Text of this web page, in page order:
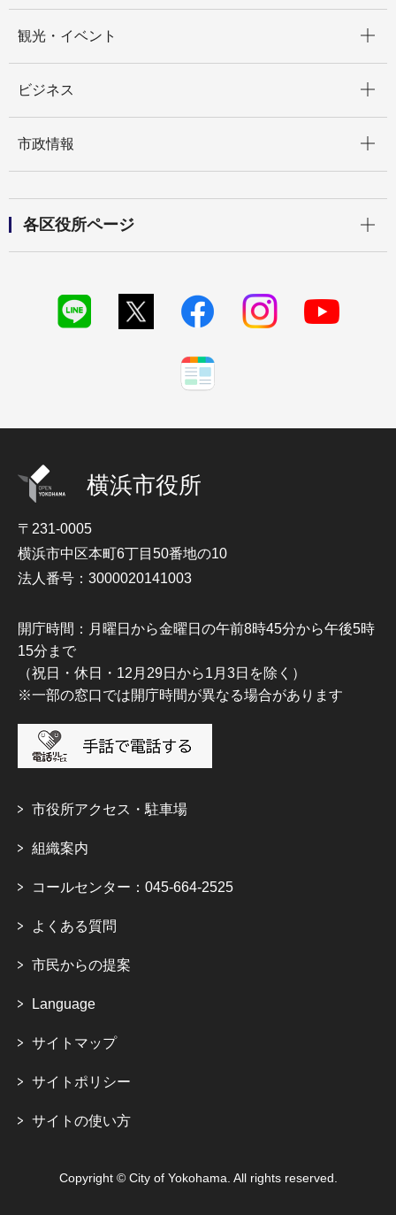
観光・イベント
ビジネス
市政情報
各区役所ページ
横浜市役所
〒231-0005
横浜市中区本町6丁目50番地の10
法人番号：3000020141003
開庁時間：月曜日から金曜日の午前8時45分から午後5時
15分まで
（祝日・休日・12月29日から1月3日を除く）
※一部の窓口では開庁時間が異なる場合があります
市役所アクセス・駐車場
組織案内
コールセンター：045-664-2525
よくある質問
市民からの提案
Language
サイトマップ
サイトポリシー
サイトの使い方
Copyright © City of Yokohama. All rights reserved.